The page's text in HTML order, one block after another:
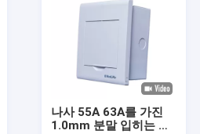
나사 55A 63A를 가진
1.0mm 분말 입히는 강